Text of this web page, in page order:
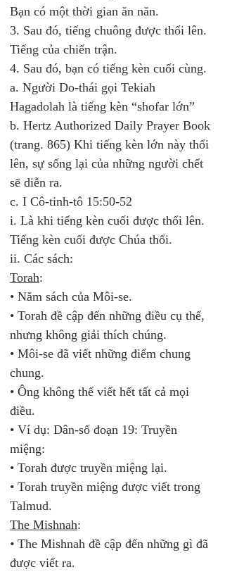
Bạn có một thời gian ăn năn.
3. Sau đó, tiếng chuông được thổi lên.
Tiếng của chiến trận.
4. Sau đó, bạn có tiếng kèn cuối cùng.
a. Người Do-thái gọi Tekiah
Hagadolah là tiếng kèn “shofar lớn”
b. Hertz Authorized Daily Prayer Book
(trang. 865) Khi tiếng kèn lớn này thổi
lên, sự sống lại của những người chết
sẽ diễn ra.
c. I Cô-tinh-tô 15:50-52
i. Là khi tiếng kèn cuối được thổi lên.
Tiếng kèn cuối được Chúa thổi.
ii. Các sách:
Torah:
• Năm sách của Môi-se.
• Torah đề cập đến những điều cụ thể,
nhưng không giải thích chúng.
• Môi-se đã viết những điểm chung
chung.
• Ông không thể viết hết tất cả mọi
điều.
• Ví dụ: Dân-số đoạn 19: Truyền
miệng:
• Torah được truyền miệng lại.
• Torah truyền miệng được viết trong
Talmud.
The Mishnah:
• The Mishnah đề cập đến những gì đã
được viết ra.